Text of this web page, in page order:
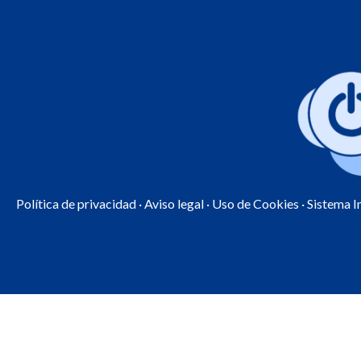
Política de privacidad ·Aviso legal · Uso de Cookies · Sistema